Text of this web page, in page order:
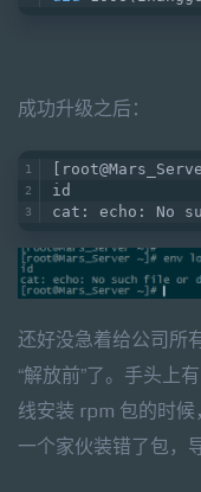
成功升级之后：
id
cat: echo: No
还好没急着给公司所
“解放前”了。手头上
线安装 rpm 包的时
一个家伙装错了包，